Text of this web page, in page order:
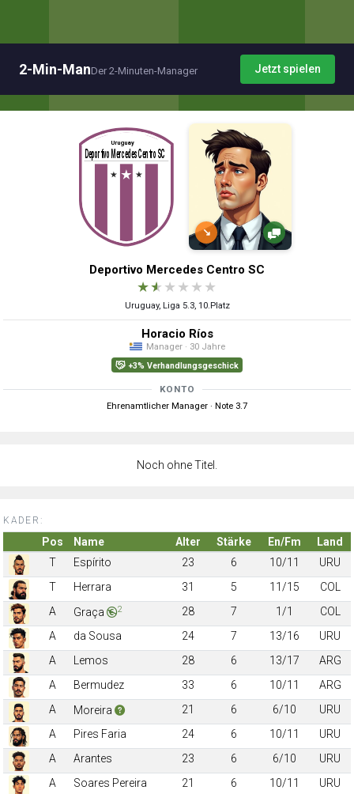
2-Min-ManDer 2-Minuten-Manager Jetzt spielen
↘
Deportivo Mercedes Centro SC
★★ ★ ★ ★ ★
Uruguay, Liga 5.3, 10.Platz
Horacio Ríos
Manager · 30 Jahre
+3% Verhandlungsgeschick
KONTO
Ehrenamtlicher Manager · Note 3.7
Noch ohne Titel.
KADER:
Pos Name Alter Stärke En/Fm
Land
T
Espírito 23 6 10/11
URU
T
Herrara 31 5 11/15
COL
A
Graça 2 28 7 1/1
COL
A
da Sousa 24 7 13/16
URU
A
Lemos 28 6 13/17
ARG
A
Bermudez 33 6 10/11
ARG
A
Moreira 21 6 6/10
URU
A
Pires Faria 24 6 10/11
URU
A
Arantes 23 6 6/10
URU
A
Soares Pereira 21 6 10/11
URU